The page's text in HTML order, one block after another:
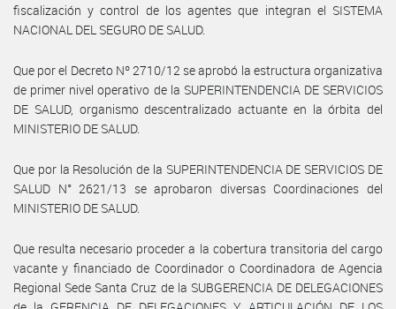
fiscalización y control de los agentes que integran el SISTEMA
NACIONAL DEL SEGURO DE SALUD.
Que por el Decreto Nº 2710/12 se aprobó la estructura organizativa
de primer nivel operativo de la SUPERINTENDENCIA DE SERVICIOS
DE SALUD, organismo descentralizado actuante en la órbita del
MINISTERIO DE SALUD.
Que por la Resolución de la SUPERINTENDENCIA DE SERVICIOS DE
SALUD N° 2621/13 se aprobaron diversas Coordinaciones del
MINISTERIO DE SALUD.
Que resulta necesario proceder a la cobertura transitoria del cargo
vacante y financiado de Coordinador o Coordinadora de Agencia
Regional Sede Santa Cruz de la SUBGERENCIA DE DELEGACIONES